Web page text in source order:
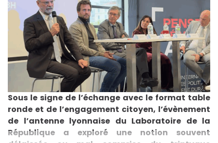
Sous le signe de l’échange avec le format table
ronde et de l’engagement citoyen, l’évènement
de l’antenne lyonnaise du Laboratoire de la
République a exploré une notion souvent